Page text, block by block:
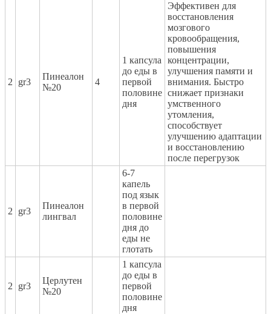
2 gr3
Пинеалон
№20
4
1 капсула
до еды в
первой
половине
дня
Эффективен для
восстановления
мозгового
кровообращения,
повышения
концентрации,
улучшения памяти и
внимания. Быстро
снижает признаки
умственного
утомления,
способствует
улучшению адаптации
и восстановлению
после перегрузок
2 gr3
Пинеалон
лингвал
6-7
капель
под язык
в первой
половине
дня до
еды не
глотать
2 gr3
Церлутен
№20
1 капсула
до еды в
первой
половине
дня